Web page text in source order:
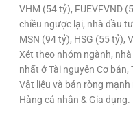
VHM (54 tỷ), FUEVFVND
chiều ngược lại, nhà đầu
MSN (94 tỷ), HSG (55 tỷ),
Xét theo nhóm ngành,
nhất ở Tài nguyên Cơ
Vật liệu và bán ròng
Hàng cá nhân & Gia dụng.